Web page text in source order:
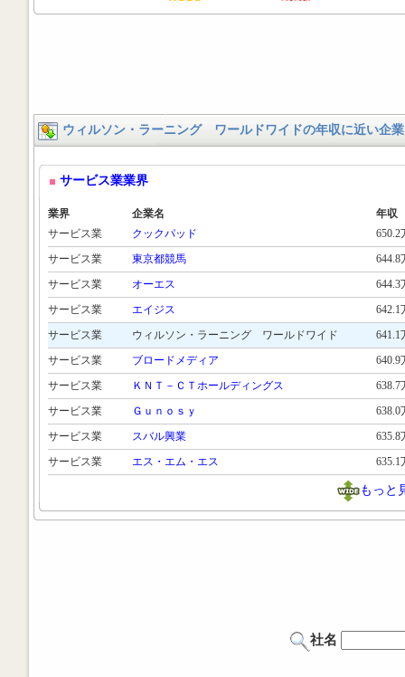
ウィルソン・ラーニング ワールドワイドの年収に近い企業
サービス業業界
業界 企業名
年収
サービス業
クックパッド
650.2
サービス業
東京都競馬
644.8
サービス業
オーエス
644.3
サービス業
エイジス
642.1
サービス業
ウィルソン・ラーニング ワールドワイド
641.1
サービス業
ブロードメディア
640.9
サービス業
ＫＮＴ－ＣＴホールディングス
638.7
サービス業
Ｇｕｎｏｓｙ
638.0
サービス業
スバル興業
635.8
サービス業
エス・エム・エス 635.1
もっと
社名